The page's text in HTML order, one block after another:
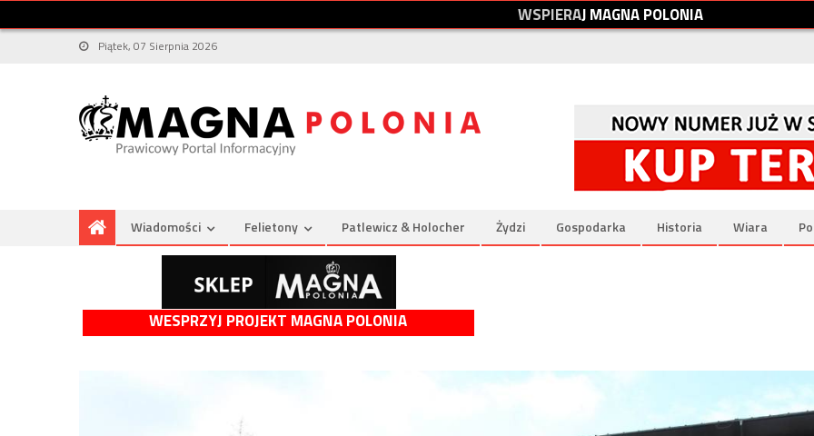
WSPIERAJMAGNAPOLONIA
Piątek, 07 Sierpnia 2026
Wiadomości Felietony Patlewicz & Holocher Żydzi Gospodarka Historia Wiara
WESPRZYJ PROJEKT MAGNA POLONIA